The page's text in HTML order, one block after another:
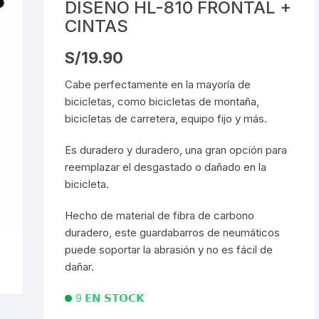
Camaras 27.5″
Camaras 700C
Descarrilador 6V
Descarrilador 7V
Descarrilador 8V
Descarrilador 9V
Descarrilador 10V
Descarrilador 11V
OLIVAS & AGUJAS
Cadenas
Liquido Tubeless
de Seguridad
Manillar de Ruta
para Bicicletas
Protectores Para Gps
de Neumaticos &
para Bicicleta
de Bicicleta
para Monoplato
Gafas para Ciclistas Gafas de Mica
Guantes de Ciclismo
Zapatillas de Ciclismo
FRENOS
KIT DE PURGADO
HIDRAULICOS
KIT DE LIMPIA
CHASIS
KIT REPARADOR
LLAVE DE CONOS
DISEÑO HL-810 FRONTAL +
CINTAS
S/19.90
Cabe perfectamente en la mayoría de
bicicletas, como bicicletas de montaña,
bicicletas de carretera, equipo fijo y más.
Es duradero y duradero, una gran opción para
reemplazar el desgastado o dañado en la
bicicleta.
Hecho de material de fibra de carbono
duradero, este guardabarros de neumáticos
puede soportar la abrasión y no es fácil de
dañar.
9 𝗘𝗡 𝗦𝗧𝗢𝗖𝗞